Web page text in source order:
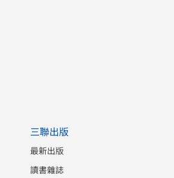
三聯出版
最新出版
讀書雜誌